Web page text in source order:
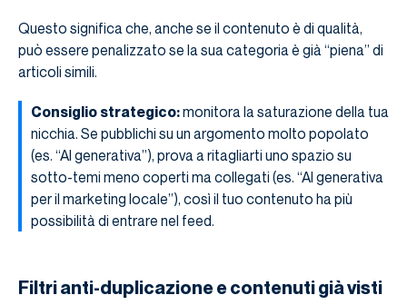
Questo significa che, anche se il contenuto è di qualità,
può essere penalizzato se la sua categoria è già “piena” di
articoli simili.
Consiglio strategico:monitora la saturazione della tua
nicchia. Se pubblichi su un argomento molto popolato
(es. “AI generativa”), prova a ritagliarti uno spazio su
sotto-temi meno coperti ma collegati (es. “AI generativa
per il marketing locale”), così il tuo contenuto ha più
possibilità di entrare nel feed.
Filtri anti-duplicazione e contenuti già visti